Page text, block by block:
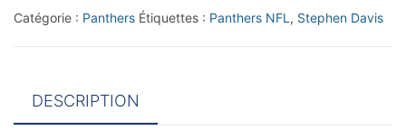
RESURGE
Catégorie : Panthers Étiquettes : Panthers NFL , Stephen Davis
DESCRIPTION